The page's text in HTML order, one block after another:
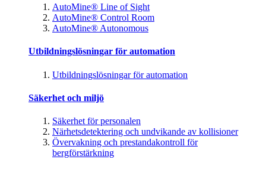
AutoMine® Line of Sight
AutoMine® Control Room
AutoMine® Autonomous
Utbildningslösningar för automation
Utbildningslösningar för automation
Säkerhet och miljö
Säkerhet för personalen
Närhetsdetektering och undvikande av kollisioner
Övervakning och prestandakontroll för
bergförstärkning